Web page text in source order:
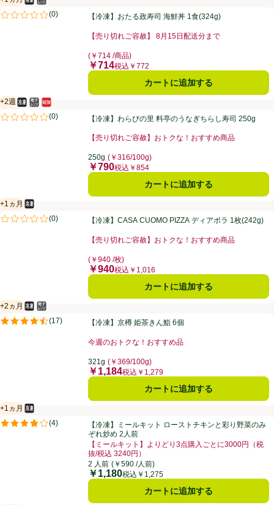
【冷凍】おたる政寿司 海鮮丼 1食(324g)
賞味・消費期限保証：1ヵ月
冷凍食品
電子レンジ使用可
(0)
評価は0件のレビューで5点中0.0点。【冷凍】おたる政寿司 海鮮丼 1食(324g)
【売り切れご容赦】 8月15日配送分まで
(￥714 /商品)
価格
￥714税込￥772
カートに追加する
【冷凍】わらびの里 料亭のうなぎちらし寿司 250g
+2週
賞味・消費期限保証：2週間
冷凍食品
電子レンジ使用可
新商品
(0)
評価は0件のレビューで5点中0.0点。【冷凍】わらびの里 料亭のうなぎちらし寿司 250g
【売り切れご容赦】おトクな！おすすめ商品
250g (￥316/100g)
価格
￥790税込￥854
カートに追加する
【冷凍】CASA CUOMO PIZZA ディアボラ 1枚(242g)
+1ヵ月
賞味・消費期限保証：1ヵ月
冷凍食品
(0)
評価は0件のレビューで5点中0.0点。【冷凍】CASA CUOMO PIZZA ディアボラ 1枚(242g)
【売り切れご容赦】おトクな！おすすめ商品
(￥940 /枚)
価格
￥940税込￥1,016
カートに追加する
【冷凍】京樽 姫茶きん鮨 6個
+2ヵ月
賞味・消費期限保証：2ヵ月
冷凍食品
電子レンジ使用可
(17)
評価は17件のレビューで5点中4.5点。
【冷凍】京樽 姫茶きん鮨 6個
今週のおトクな！おすすめ品
321g (￥369/100g)
価格
￥1,184税込￥1,279
カートに追加する
【冷凍】ミールキット ローストチキンと彩り野菜のみぞれ炒め 2人前
+1ヵ月
賞味・消費期限保証：1ヵ月
冷凍食品
(4)
評価は4件のレビューで5点中3.8点。【冷凍】ミールキット ローストチキンと彩り野菜のみ
ぞれ炒め 2人前
【ミールキット】よりどり3点購入ごとに3000円（税
抜/税込 3240円）
お買い得品名：【ミールキット】よりどり3点購入ご
2 人前 (￥590 /人前)
価格
￥1,180税込￥1,275
カートに追加する